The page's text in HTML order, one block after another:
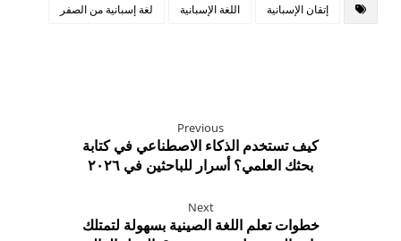
إتقان الإسبانية اللغة الإسبانية لغة إسبانية من الصفر
Previous
كيف تستخدم الذكاء الاصطناعي في كتابة
بحثك العلمي؟ أسرار للباحثين في ٢٠٢٦
Next
خطوات تعلم اللغة الصينية بسهولة لتمتلك